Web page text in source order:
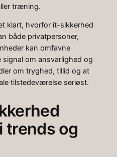
træning.
klart, hvorfor it-sikkerhed
både privatpersoner,
kan omfavne
om ansvarlighed og
om tryghed, tillid og at
tilstedeværelse seriøst.
trends og